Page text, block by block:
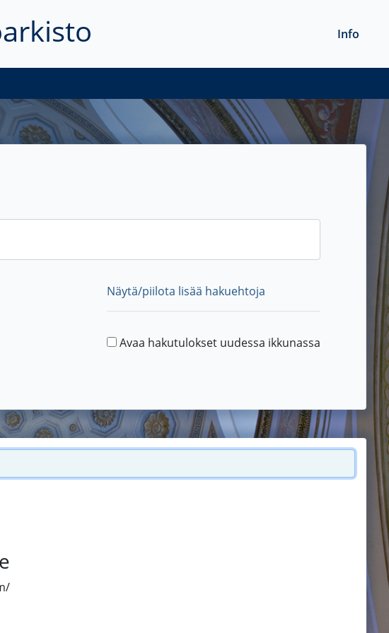
Info
Näytä/piilota lisää hakuehtoja
Avaa hakutulokset uudessa ikkunassa